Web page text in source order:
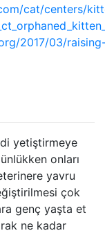
cat/centers/
2017/03/
yetiştirmeye
onları
yavru
çok
genç yaşta et
ne kadar